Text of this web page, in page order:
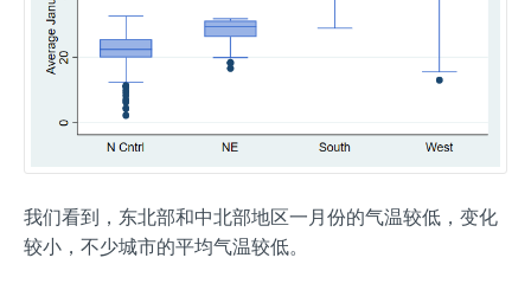
我们看到，东北部和中北部地区一月份的气温较低，变化
较小，不少城市的平均气温较低。